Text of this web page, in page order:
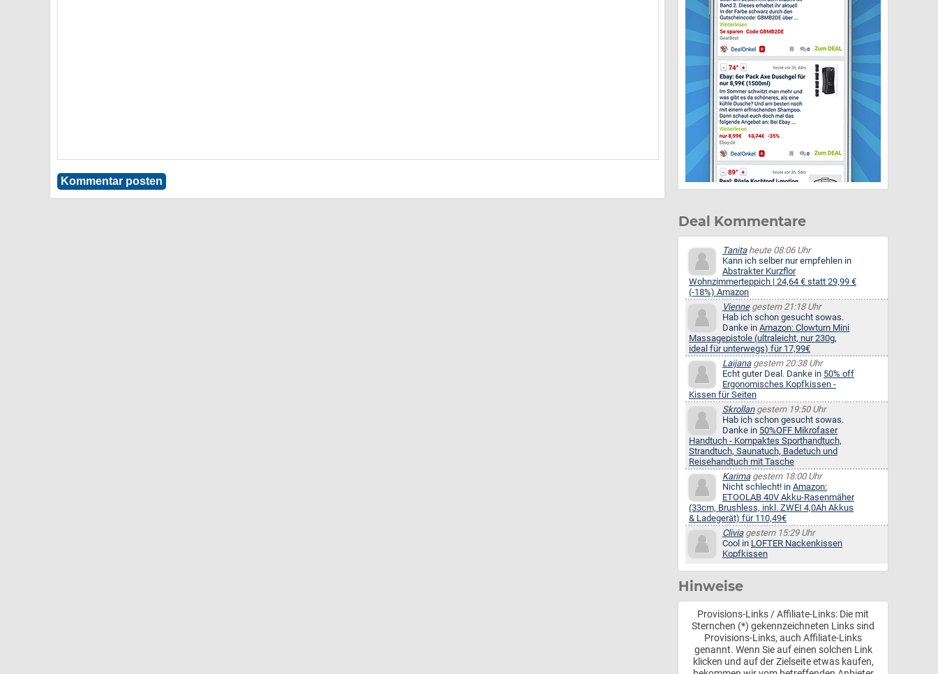
Deal Kommentare
Tanitaheute 08:06 Uhr
Kann ich selber nur empfehlen in
Abstrakter Kurzflor
Wohnzimmerteppich | 24,64 € statt 29,99 €
(-18%) Amazon
Viennegestern 21:18 Uhr
Hab ich schon gesucht sowas.
Danke in Amazon: Clowturn Mini
Massagepistole (ultraleicht, nur 230g,
ideal für unterwegs) für 17,99€
Laijanagestern 20:38 Uhr
Echt guter Deal. Danke in 50% off
Ergonomisches Kopfkissen -
Kissen für Seiten
Skrollangestern 19:50 Uhr
Hab ich schon gesucht sowas.
Danke in 50%OFF Mikrofaser
Handtuch - Kompaktes Sporthandtuch,
Strandtuch, Saunatuch, Badetuch und
Reisehandtuch mit Tasche
Karimagestern 18:00 Uhr
Nicht schlecht! in Amazon:
ETOOLAB 40V Akku-Rasenmäher
(33cm, Brushless, inkl. ZWEI 4,0Ah Akkus
& Ladegerät) für 110,49€
Cliviagestern 15:29 Uhr
Cool in LOFTER Nackenkissen
Kopfkissen
Hinweise
Provisions-Links / Affiliate-Links: Die mit
Sternchen (*) gekennzeichneten Links sind
Provisions-Links, auch Affiliate-Links
genannt. Wenn Sie auf einen solchen Link
klicken und auf der Zielseite etwas kaufen,